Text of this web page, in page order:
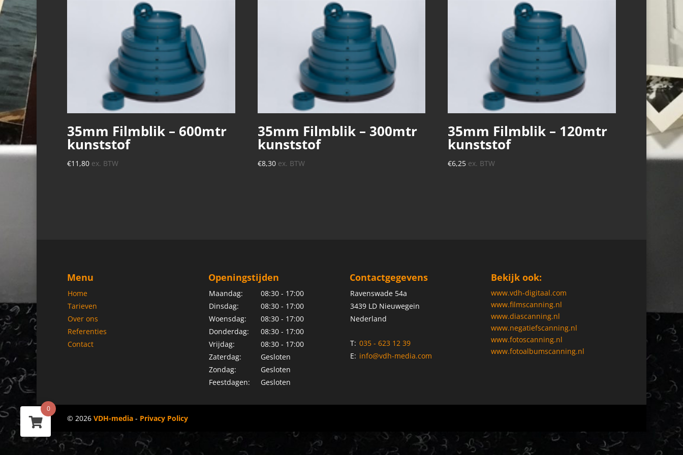
35mm Filmblik – 600mtr
kunststof
€11,80 ex. BTW
35mm Filmblik – 300mtr
kunststof
€8,30 ex. BTW
35mm Filmblik – 120mtr
kunststof
€6,25 ex. BTW
Menu
Home
Tarieven
Over ons
Referenties
Contact
Openingstijden
Maandag:
08:30 - 17:00
Dinsdag:
08:30 - 17:00
Woensdag:
08:30 - 17:00
Donderdag:
08:30 - 17:00
Vrijdag:
08:30 - 17:00
Zaterdag:
Gesloten
Zondag:
Gesloten
Feestdagen:
Gesloten
Contactgegevens
Ravenswade 54a
3439 LD Nieuwegein
Nederland
T: 035 - 623 12 39
E: info@vdh-media.com
Bekijk ook:
www.vdh-digitaal.com
www.filmscanning.nl
www.diascanning.nl
www.negatiefscanning.nl
www.fotoscanning.nl
www.fotoalbumscanning.nl
© 2026 VDH-media - Privacy Policy
0